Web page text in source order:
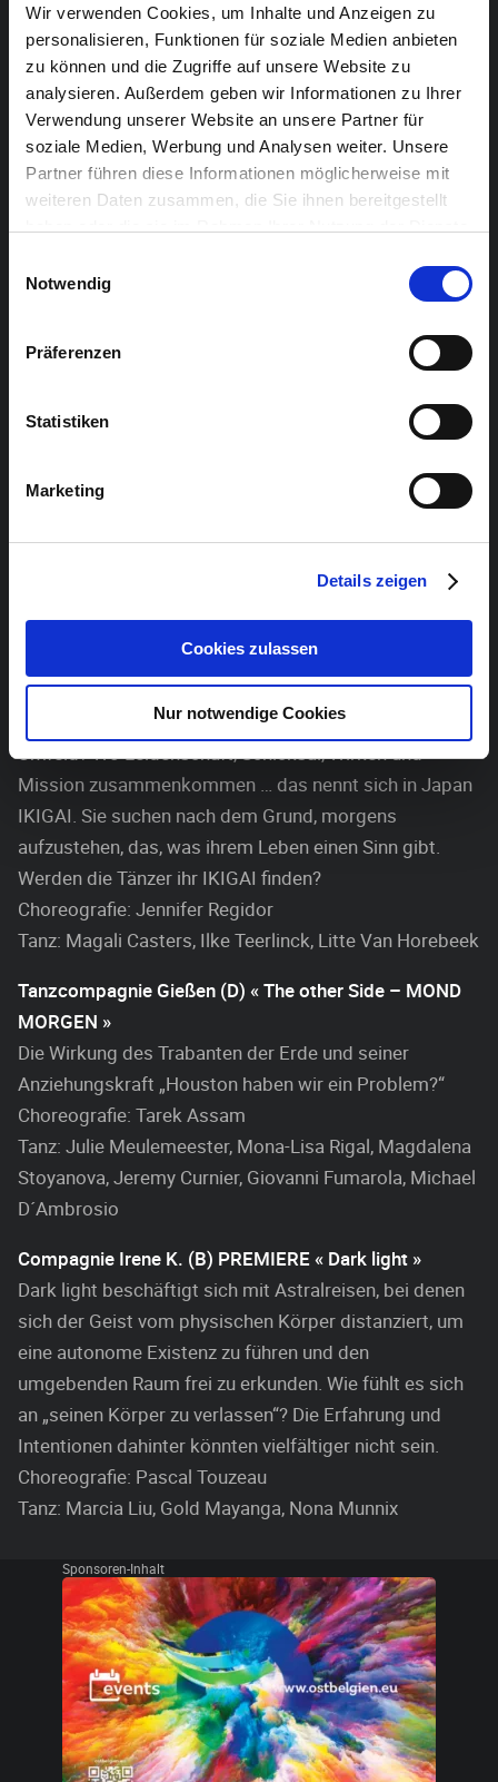
Wir verwenden Cookies, um Inhalte und Anzeigen zu
personalisieren, Funktionen für soziale Medien anbieten
zu können und die Zugriffe auf unsere Website zu
analysieren. Außerdem geben wir Informationen zu Ihrer
Verwendung unserer Website an unsere Partner für
soziale Medien, Werbung und Analysen weiter. Unsere
Partner führen diese Informationen möglicherweise mit
weiteren Daten zusammen, die Sie ihnen bereitgestellt
Notwendig
Präferenzen
Statistiken
Marketing
Details zeigen
Cookies zulassen
Nur notwendige Cookies
(Variation 15)
Bachs Goldberg–Variationen faszinieren mit ihrer
durchdachten Symmetrie, größter Kunstfertigkeit und
einer inspirierenden Vielfalt, die ihres Gleichen sucht.
Die Variationen durchleben jeden Affekt des
menschlichen Daseins und fangen zugleich den
Moment der Endlichkeit durch das wiederkehrende
in all seiner Finesse spüren lässt, was den Menschen
Choreografie: Steffen Fuchs
Tanz Nordharz (D) « Der Kuss (Auszug) »
einer allem übergeordneten Dimension zugehörig ist.
Tanz: Michael Carnimeo, Salvatore Piramide, Cristian
Danscompagnie Lune (B) « Fragments of Ikigai »
Die Tänzer suchten ein Jahr lang nach ihrer
Lebensaufgabe. Was können sie gut? Was mögen sie?
Wofür werden sie bezahlt? Was braucht ihre Welt, ihr
Umfeld? Wo Leidenschaft, Schicksal, Wirken und
Mission zusammenkommen … das nennt sich in Japan
IKIGAI. Sie suchen nach dem Grund, morgens
aufzustehen, das, was ihrem Leben einen Sinn gibt.
Werden die Tänzer ihr IKIGAI finden?
Choreografie: Jennifer Regidor
Tanz: Magali Casters, Ilke Teerlinck, Litte Van Horebeek
Tanzcompagnie Gießen (D) « The other Side – MOND
MORGEN »
Die Wirkung des Trabanten der Erde und seiner
Anziehungskraft „Houston haben wir ein Problem?“
Choreografie: Tarek Assam
Tanz: Julie Meulemeester, Mona-Lisa Rigal, Magdalena
Stoyanova, Jeremy Curnier, Giovanni Fumarola, Michael
D´Ambrosio
Compagnie Irene K. (B) PREMIERE « Dark light »
Dark light beschäftigt sich mit Astralreisen, bei denen
sich der Geist vom physischen Körper distanziert, um
eine autonome Existenz zu führen und den
umgebenden Raum frei zu erkunden. Wie fühlt es sich
an „seinen Körper zu verlassen“? Die Erfahrung und
Intentionen dahinter könnten vielfältiger nicht sein.
Choreografie: Pascal Touzeau
Tanz: Marcia Liu, Gold Mayanga, Nona Munnix
Sponsoren-Inhalt